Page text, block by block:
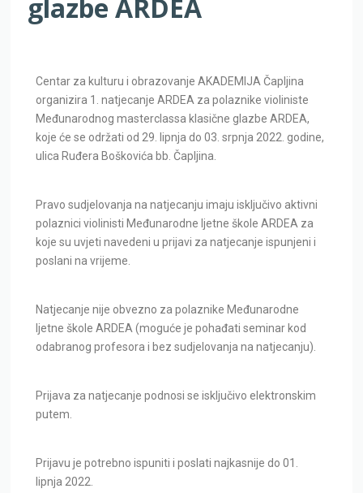
organizira 1. natjecanje ARDEA za polaznike violiniste
Međunarodnog masterclassa klasične glazbe ARDEA,
koje će se održati od 29. lipnja do 03. srpnja 2022. godine,
ulica Ruđera Boškovića bb. Čapljina.
polaznici violinisti Međunarodne ljetne škole ARDEA za
koje su uvjeti navedeni u prijavi za natjecanje ispunjeni i
poslani na vrijeme.
ljetne škole ARDEA (moguće je pohađati seminar kod
odabranog profesora i bez sudjelovanja na natjecanju).
putem.
lipnja 2022.